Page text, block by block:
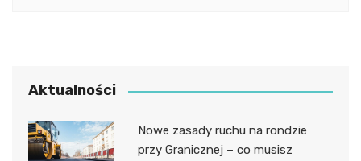
Aktualności
Nowe zasady ruchu na rondzie
przy Granicznej – co musisz